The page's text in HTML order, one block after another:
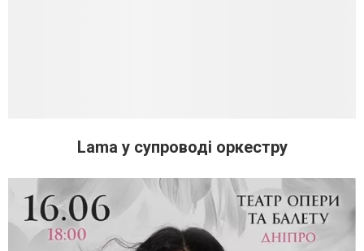
Lama у супроводі оркестру